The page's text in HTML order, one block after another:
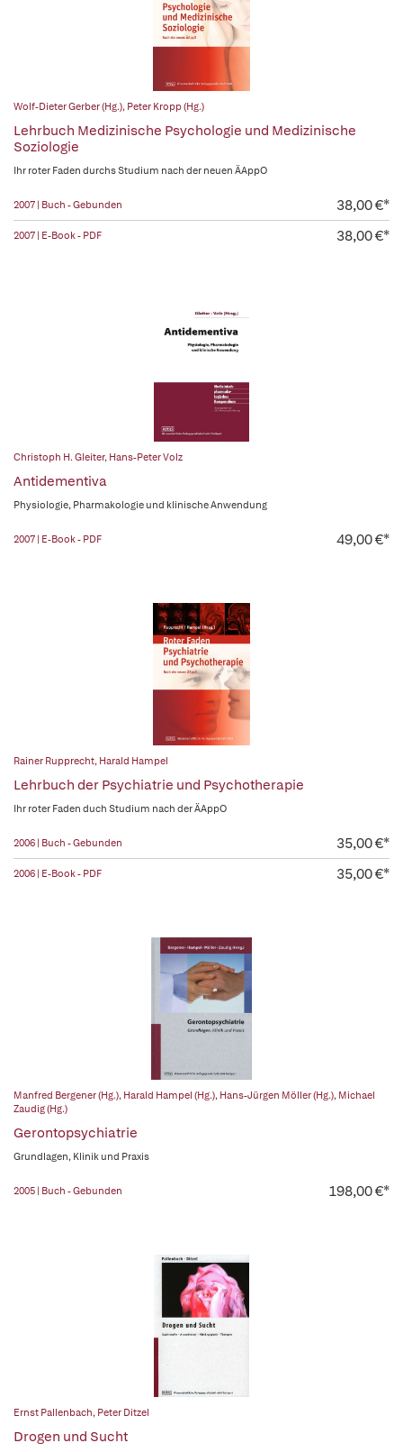
Wolf-Dieter Gerber (Hg.), Peter Kropp (Hg.)
Lehrbuch Medizinische Psychologie und Medizinische
Soziologie
Ihr roter Faden durchs Studium nach der neuen ÄAppO
2007 | Buch - Gebunden 38,00 €*
2007 | E-Book - PDF 38,00 €*
Christoph H. Gleiter, Hans-Peter Volz
Antidementiva
Physiologie, Pharmakologie und klinische Anwendung
2007 | E-Book - PDF 49,00 €*
Rainer Rupprecht, Harald Hampel
Lehrbuch der Psychiatrie und Psychotherapie
Ihr roter Faden duch Studium nach der ÄAppO
2006 | Buch - Gebunden 35,00 €*
2006 | E-Book - PDF 35,00 €*
Manfred Bergener (Hg.), Harald Hampel (Hg.), Hans-Jürgen Möller (Hg.), Michael
Zaudig (Hg.)
Gerontopsychiatrie
Grundlagen, Klinik und Praxis
2005 | Buch - Gebunden 198,00 €*
Ernst Pallenbach, Peter Ditzel
Drogen und Sucht